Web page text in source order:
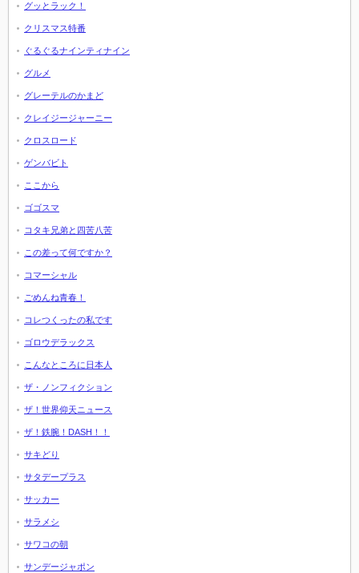
グッとラック！
クリスマス特番
ぐるぐるナインティナイン
グルメ
グレーテルのかまど
クレイジージャーニー
クロスロード
ゲンバビト
ここから
ゴゴスマ
コタキ兄弟と四苦八苦
この差って何ですか？
コマーシャル
ごめんね青春！
コレつくったの私です
ゴロウデラックス
こんなところに日本人
ザ・ノンフィクション
ザ！世界仰天ニュース
ザ！鉄腕！DASH！！
サキどり
サタデープラス
サッカー
サラメシ
サワコの朝
サンデージャポン